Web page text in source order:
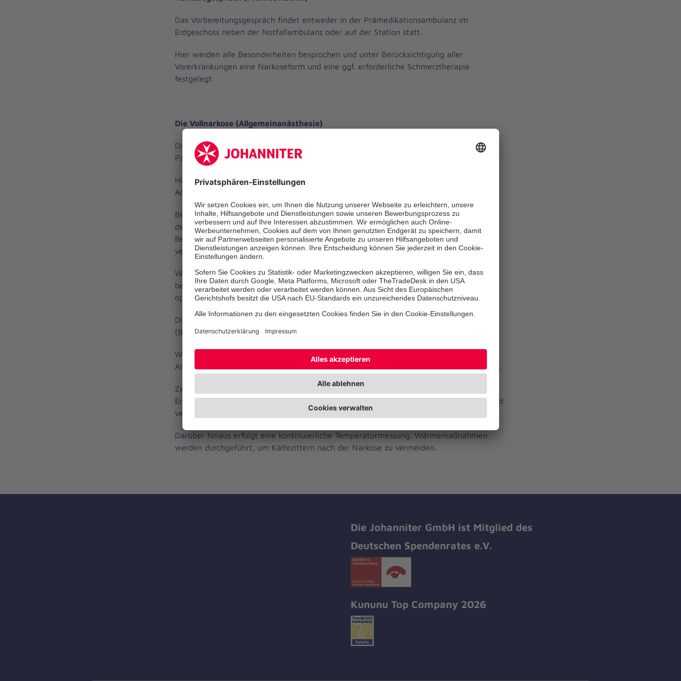
Das Vorbereitungsgespräch findet entweder in der Prämedikationsambulanz im
Erdgeschoss neben der Notfallambulanz oder auf der Station statt.
Hier werden alle Besonderheiten besprochen und unter Berücksichtigung aller
Vorerkrankungen eine Narkoseform und eine ggf. erforderliche Schmerztherapie
festgelegt.
Die Vollnarkose (Allgemeinanästhesie)
Die Abteilung Anästhesiologie und Intensivmedizin versorgt im operativen Bereich
Patient*innen aller Alters- und Risikogruppen.
Hierbei kommen im Rahmen der Allgemeinanästhesie alle modernen
Anästhesieverfahren zur Anwendung.
Bei der Vollnarkose stehen unterschiedliche Verfahren zur Verfügung, die individuell auf
den Patient*innen abgestimmt und bei der Prämedikation besprochen werden.
Begleiterkrankungen des Patienten bzw. der Patientin und deren Einfluss auf die
verschiedenen Anästhesieverfahren werden dabei berücksichtigt.
Während der Vollnarkose befindet sich der Patient bzw. die Patientin in einem Zustand,
bei dem das Bewusstsein und Schmerzempfinden ausgeschaltet sind. Bis zum Ende des
operativen Eingriffs wird der Patient bzw. die Patientin künstlich beatmet.
Die erforderlichen Medikamente werden entweder als Narkosegas verabreicht
(Balancierte Anästhesie) oder über die Vene injiziert (TIVA).
Während der gesamten Operation werden Patient*innen von einem erfahrenen
Anästhesisten bzw. Anästhesistin und einer anästhesiologischen Fachpflegekraft betreut.
Zeitgemäßes kontinuierliches Neuromonitoring (EEG, Relaxometrie) zur exakten
Erfassung der Narkosetiefe ist Standard. Intraoperative Wachheitszustände können somit
vermieden werden.
Darüber hinaus erfolgt eine kontinuierliche Temperaturmessung. Wärmemaßnahmen
werden durchgeführt, um Kältezittern nach der Narkose zu vermeiden.
Die Johanniter GmbH ist Mitglied des
Deutschen Spendenrates e.V.
Kununu Top Company 2026